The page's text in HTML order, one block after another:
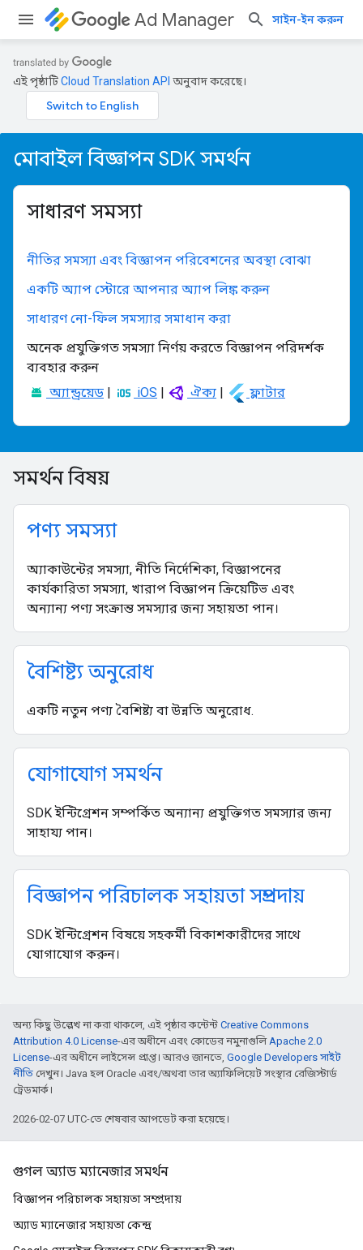
Ad Manager সাইন-ইন করুন
এই পৃষ্ঠাটিCloud Translation API অনুবাদ করেছে।
মোবাইল বিজ্ঞাপন SDK সমর্থন
সাধারণ সমস্যা
নীতির সমস্যা এবং বিজ্ঞাপন পরিবেশনের অবস্থা বোঝা
একটি অ্যাপ স্টোরে আপনার অ্যাপ লিঙ্ক করুন
সাধারণ নো-ফিল সমস্যার সমাধান করা
অনেক প্রযুক্তিগত সমস্যা নির্ণয় করতে বিজ্ঞাপন পরিদর্শক
ব্যবহার করুন
অ্যান্ড্রয়েড | iOS | ঐক্য | ফ্লাটার
সমর্থন বিষয়
পণ্য সমস্যা
অ্যাকাউন্টের সমস্যা, নীতি নির্দেশিকা, বিজ্ঞাপনের
কার্যকারিতা সমস্যা, খারাপ বিজ্ঞাপন ক্রিয়েটিভ এবং
অন্যান্য পণ্য সংক্রান্ত সমস্যার জন্য সহায়তা পান।
বৈশিষ্ট্য অনুরোধ
একটি নতুন পণ্য বৈশিষ্ট্য বা উন্নতি অনুরোধ.
যোগাযোগ সমর্থন
SDK ইন্টিগ্রেশন সম্পর্কিত অন্যান্য প্রযুক্তিগত সমস্যার জন্য
সাহায্য পান।
বিজ্ঞাপন পরিচালক সহায়তা সম্প্রদায়
SDK ইন্টিগ্রেশন বিষয়ে সহকর্মী বিকাশকারীদের সাথে
যোগাযোগ করুন।
অন্য কিছু উল্লেখ না করা থাকলে, এই পৃষ্ঠার কন্টেন্ট Creative Commons
Attribution 4.0 License-এর অধীনে এবং কোডের নমুনাগুলিApache 2.0
License-এর অধীনে লাইসেন্স প্রাপ্ত। আরও জানতে, Google Developers সাইট
নীতি দেখুন। Java হল Oracle এবং/অথবা তার অ্যাফিলিয়েট সংস্থার রেজিস্টার্ড
ট্রেডমার্ক।
2026-02-07 UTC-তে শেষবার আপডেট করা হয়েছে।
গুগল অ্যাড ম্যানেজার সমর্থন
বিজ্ঞাপন পরিচালক সহায়তা সম্প্রদায়
অ্যাড ম্যানেজার সহায়তা কেন্দ্র